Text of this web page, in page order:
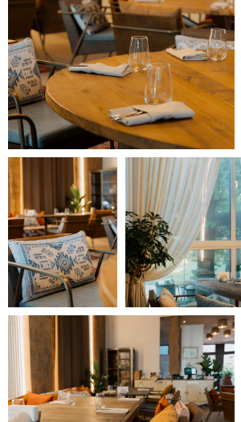
Политика
конфиденциальности